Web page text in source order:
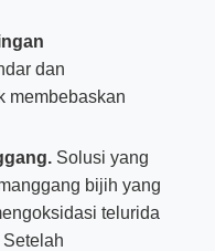
dan
membebaskan
Solusi yang
bijih yang
telurida